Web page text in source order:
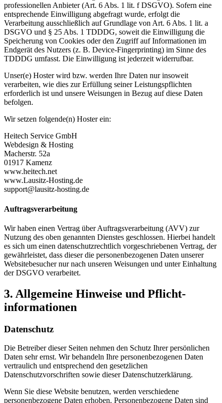
professionellen Anbieter (Art. 6 Abs. 1 lit. f DSGVO). Sofern eine
entsprechende Einwilligung abgefragt wurde, erfolgt die
Verarbeitung ausschließlich auf Grundlage von Art. 6 Abs. 1 lit. a
DSGVO und § 25 Abs. 1 TDDDG, soweit die Einwilligung die
Speicherung von Cookies oder den Zugriff auf Informationen im
Endgerät des Nutzers (z. B. Device-Fingerprinting) im Sinne des
TDDDG umfasst. Die Einwilligung ist jederzeit widerrufbar.
Unser(e) Hoster wird bzw. werden Ihre Daten nur insoweit
verarbeiten, wie dies zur Erfüllung seiner Leistungspflichten
erforderlich ist und unsere Weisungen in Bezug auf diese Daten
befolgen.
Wir setzen folgende(n) Hoster ein:
Heitech Service GmbH
Webdesign & Hosting
Macherstr. 52a
01917 Kamenz
www.heitech.net
www.Lausitz-Hosting.de
support@lausitz-hosting.de
Auftragsverarbeitung
Wir haben einen Vertrag über Auftragsverarbeitung (AVV) zur
Nutzung des oben genannten Dienstes geschlossen. Hierbei handelt
es sich um einen datenschutzrechtlich vorgeschriebenen Vertrag, der
gewährleistet, dass dieser die personenbezogenen Daten unserer
Websitebesucher nur nach unseren Weisungen und unter Einhaltung
der DSGVO verarbeitet.
3. Allgemeine Hinweise und Pflicht­
informationen
Datenschutz
Die Betreiber dieser Seiten nehmen den Schutz Ihrer persönlichen
Daten sehr ernst. Wir behandeln Ihre personenbezogenen Daten
vertraulich und entsprechend den gesetzlichen
Datenschutzvorschriften sowie dieser Datenschutzerklärung.
Wenn Sie diese Website benutzen, werden verschiedene
personenbezogene Daten erhoben. Personenbezogene Daten sind